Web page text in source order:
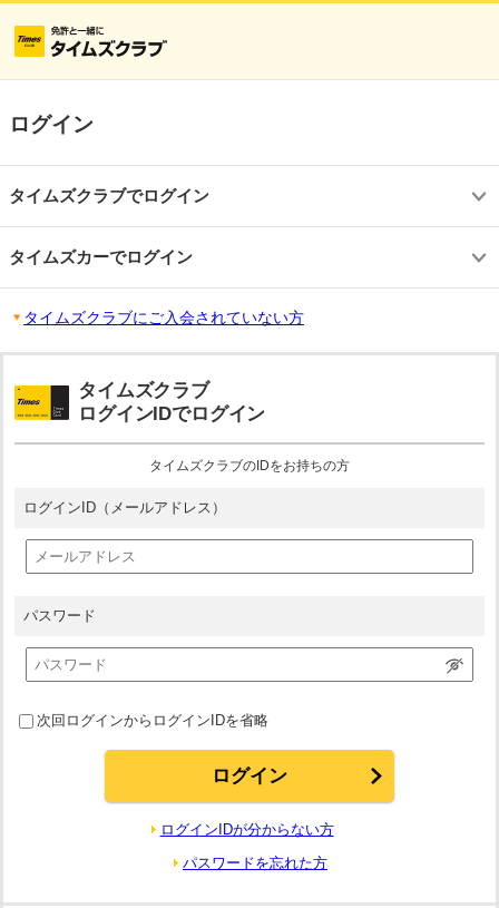
ログイン
タイムズクラブでログイン
タイムズカーでログイン
タイムズクラブにご入会されていない方
タイムズクラブ
ログインIDでログイン
タイムズクラブのIDをお持ちの方
ログインID （メールアドレス）
パスワード
次回ログインからログインIDを省略
ログインIDが分からない方
パスワードを忘れた方